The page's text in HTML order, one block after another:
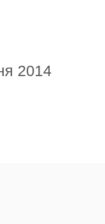
2014